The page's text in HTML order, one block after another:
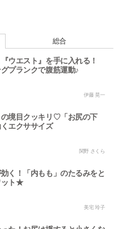
総合
ウエスト』を手に入れる！
プランクで腹筋運動♪
伊藤 晃一
の境目クッキリ♡「お尻の下
エクササイズ
関野 さくら
く！「内もも」のたるみをと
ット★
美宅 玲子